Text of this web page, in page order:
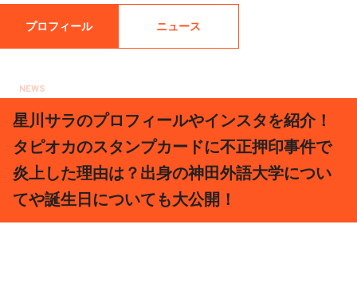
プロフィール ニュース
NEWS
星川サラのプロフィールやインスタを紹介！
タピオカのスタンプカードに不正押印事件で
炎上した理由は？出身の神田外語大学につい
てや誕生日についても大公開！